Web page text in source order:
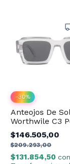
-30%
Anteojos De
Worthwile C3
$146.505,00
$209.293,00
$131.854,50 con